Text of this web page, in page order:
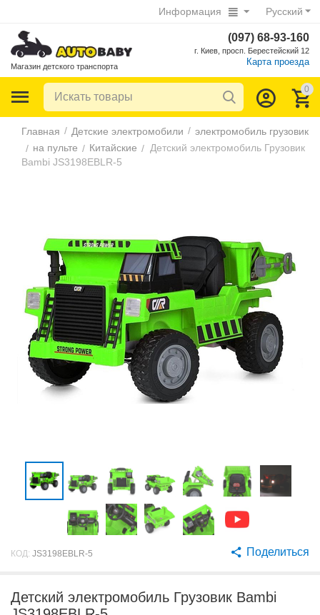
Русский
Информация
Магазин детского транспорта
(097) 68-93-160
г. Киев, просп. Берестейский 12
Карта проезда
0
Главная / Детские электромобили / электромобиль грузовик
/ на пульте / Китайские / Детский электромобиль Грузовик
Bambi JS3198EBLR-5
КОД: JS3198EBLR-5 Поделиться
Детский электромобиль Грузовик Bambi